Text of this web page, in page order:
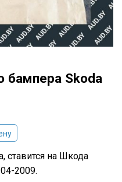
бампера Skoda
ставится на Шкода
2009.